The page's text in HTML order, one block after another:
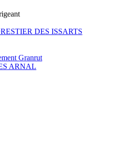
DES ISSARTS
Granrut
ARNAL